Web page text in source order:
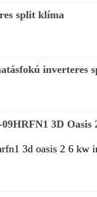
split klíma
inverteres
3D Oasis
3d oasis 2 6 kw